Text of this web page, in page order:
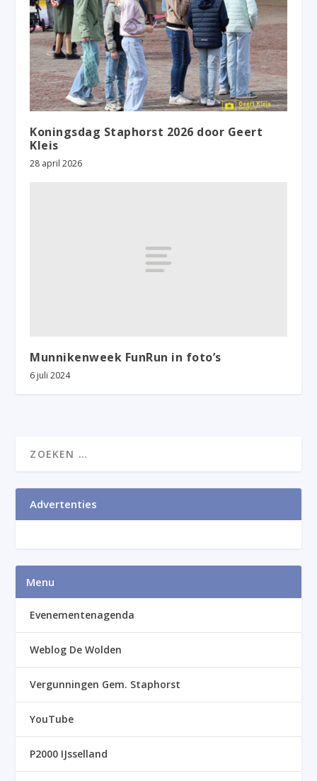
Koningsdag Staphorst 2026 door Geert
Kleis
28 april 2026
Munnikenweek FunRun in foto’s
6 juli 2024
Advertenties
Menu
Evenementenagenda
Weblog De Wolden
Vergunningen Gem. Staphorst
YouTube
P2000 IJsselland